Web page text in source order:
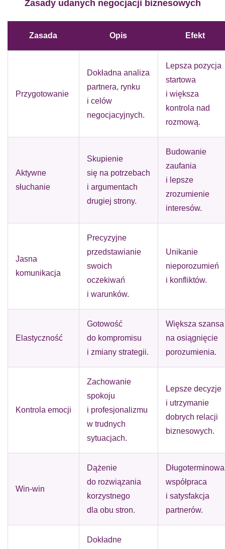
Zasady udanych negocjacji biznesowych
Zasada Opis Efekt
Przygotowanie
Dokładna analiza
partnera, rynku
i celów
negocjacyjnych.
Lepsza pozycja
startowa
i większa
kontrola nad
rozmową.
Aktywne
słuchanie
Skupienie
się na potrzebach
i argumentach
drugiej strony.
Budowanie
zaufania
i lepsze
zrozumienie
interesów.
Jasna
komunikacja
Precyzyjne
przedstawianie
swoich
oczekiwań
i warunków.
Unikanie
nieporozumień
i konfliktów.
Elastyczność
Gotowość
do kompromisu
i zmiany strategii.
Większa szansa
na osiągnięcie
porozumienia.
Kontrola emocji
Zachowanie
spokoju
i profesjonalizmu
w trudnych
sytuacjach.
Lepsze decyzje
i utrzymanie
dobrych relacji
biznesowych.
Win-win
Dążenie
do rozwiązania
korzystnego
dla obu stron.
Długoterminowa
współpraca
i satysfakcja
partnerów.
Dokładne